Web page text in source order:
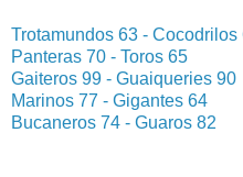
Trotamundos 63 - Cocodrilos
Panteras 70 - Toros 65
Gaiteros 99 - Guaiqueries 90
Marinos 77 - Gigantes 64
Bucaneros 74 - Guaros 82